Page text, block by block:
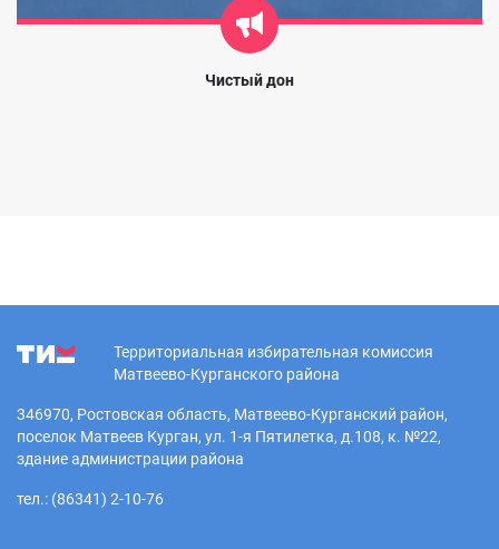
Чистый дон
Территориальная избирательная комиссия
Матвеево-Курганского района
346970, Ростовская область, Матвеево-Курганский район,
поселок Матвеев Курган, ул. 1-я Пятилетка, д.108, к. №22,
здание администрации района
тел.: (86341) 2-10-76